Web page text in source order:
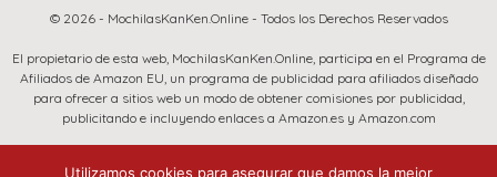
© 2026 - MochilasKanKen.Online - Todos los Derechos Reservados
El propietario de esta web, MochilasKanKen.Online, participa en el Programa de
Afiliados de Amazon EU, un programa de publicidad para afiliados diseñado
para ofrecer a sitios web un modo de obtener comisiones por publicidad,
publicitando e incluyendo enlaces a Amazon.es y Amazon.com
Utilizamos cookies para asegurar que damos la mejor